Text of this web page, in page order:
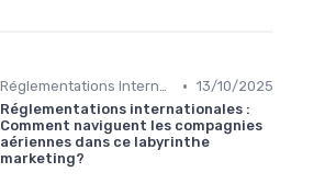
Réglementations Internationales • 13/10/2025
Réglementations internationales :
Comment naviguent les compagnies
aériennes dans ce labyrinthe
marketing?